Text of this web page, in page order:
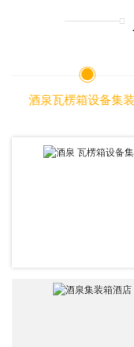
酒泉瓦楞箱设备集